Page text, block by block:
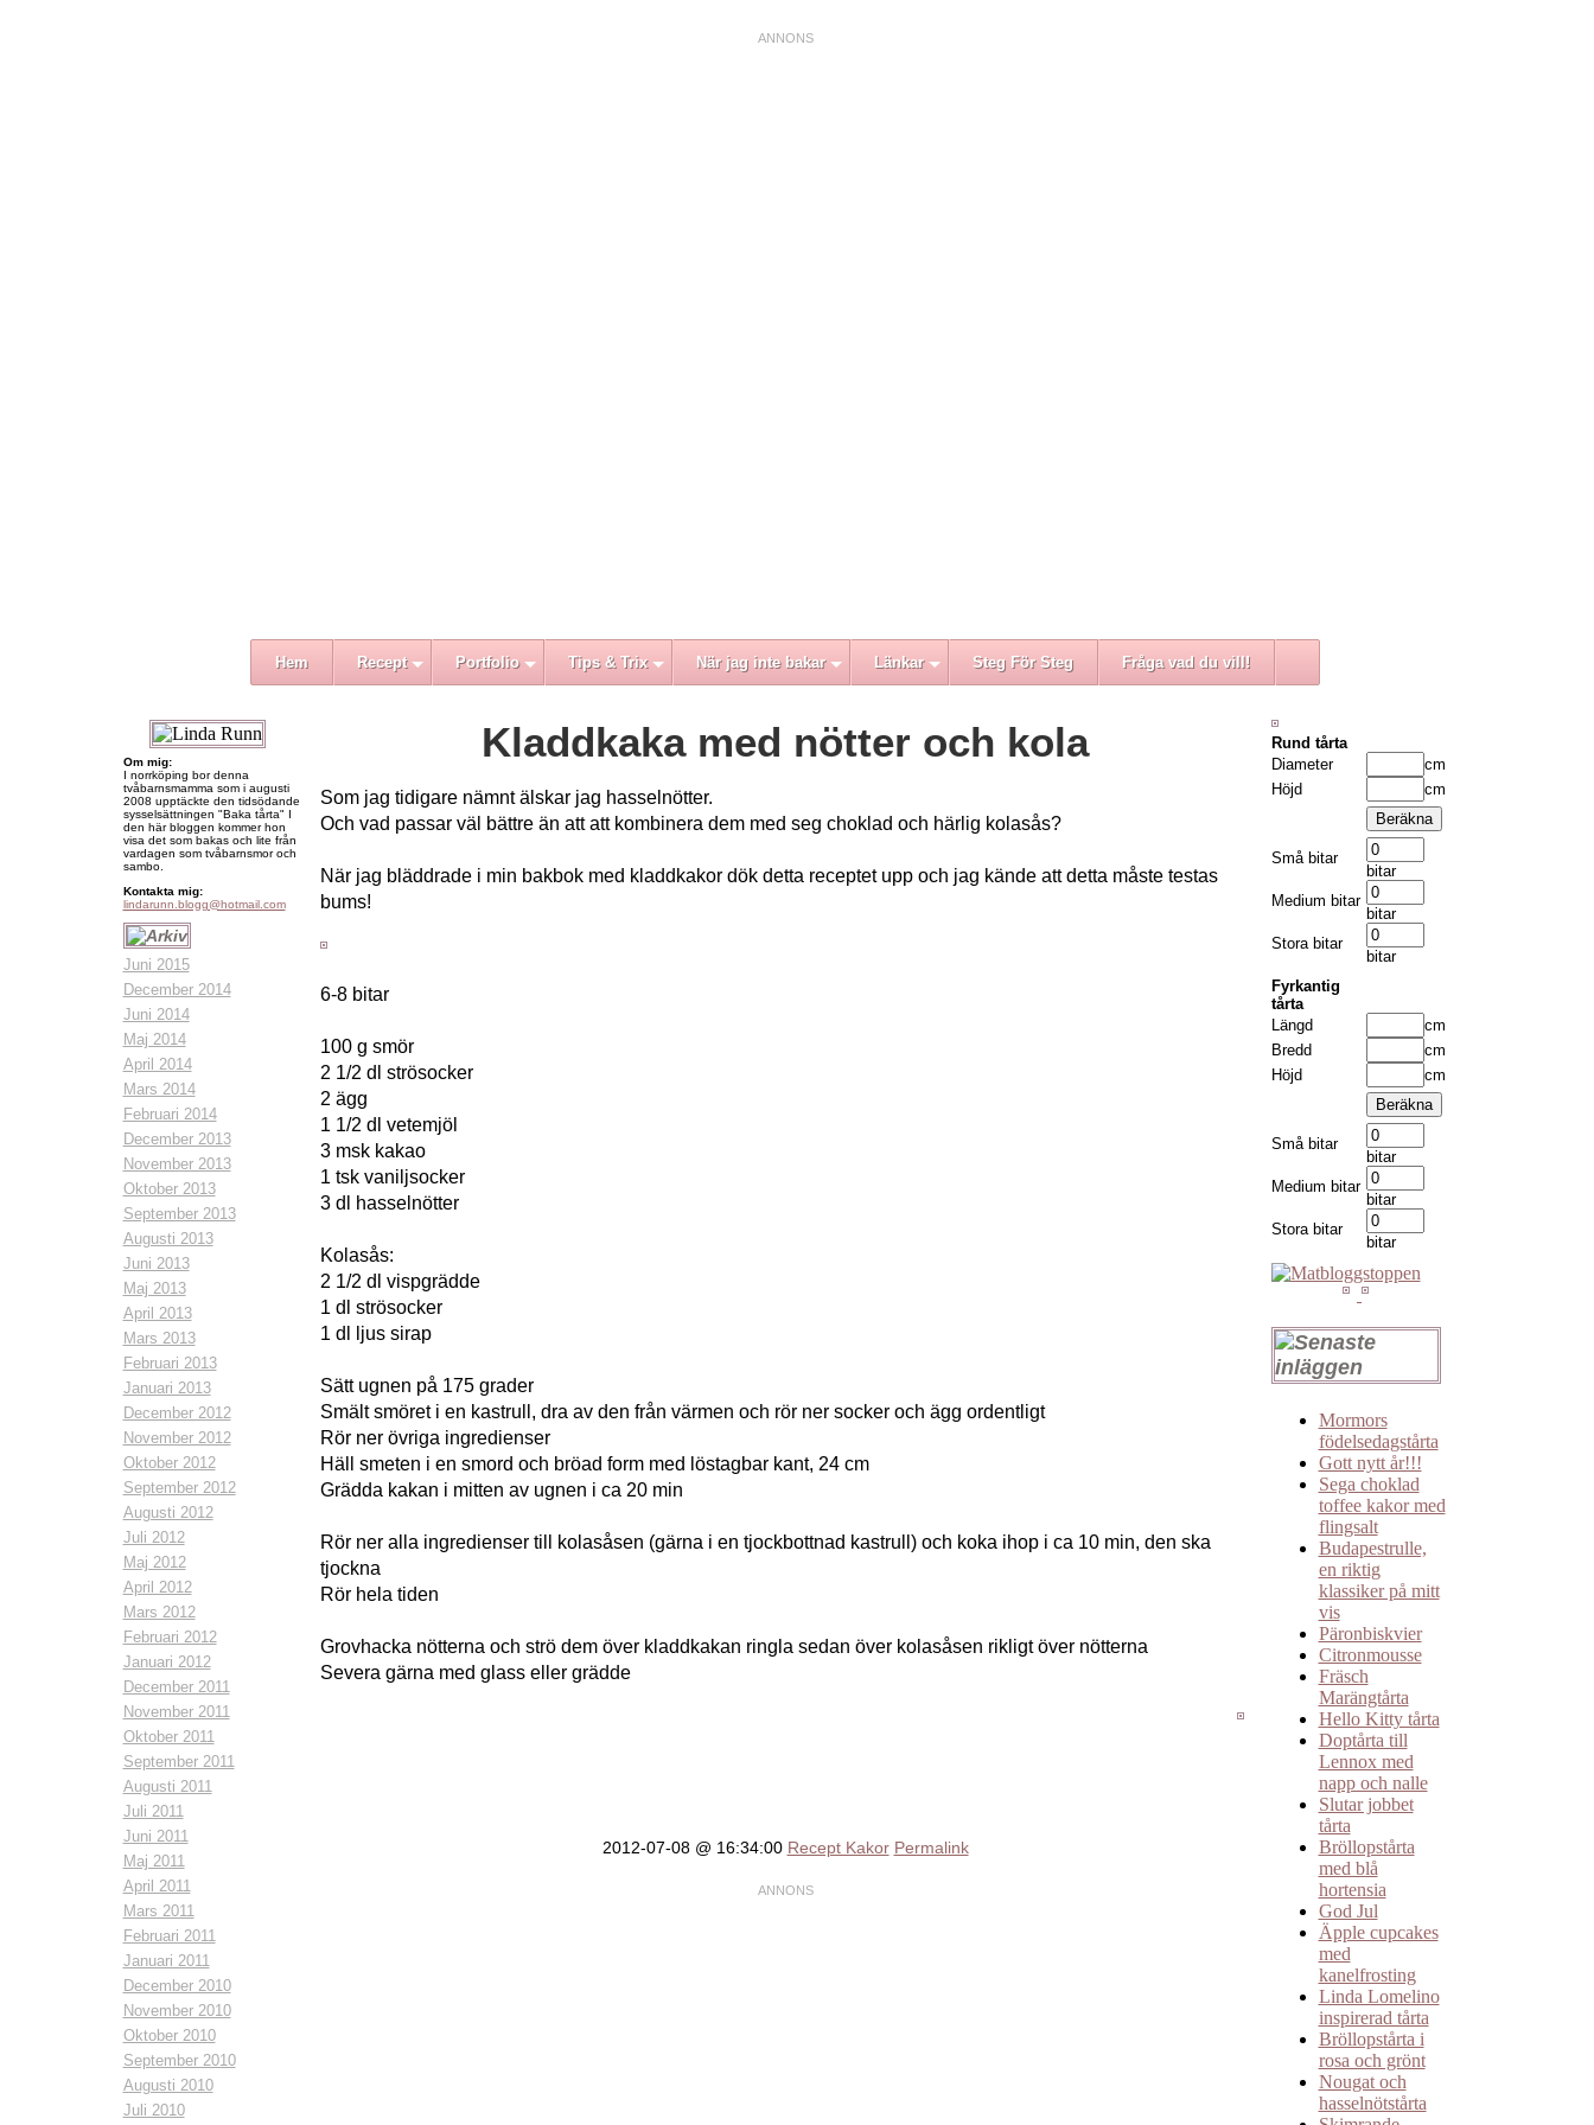
Hem Recept Portfolio Tips & Trix När jag inte bakar Länkar Steg För Steg Fråga vad du vill!
Om mig:
I norrköping bor denna
tvåbarnsmamma som i augusti
2008 upptäckte den tidsödande
sysselsättningen "Baka tårta" I
den här bloggen kommer hon
visa det som bakas och lite från
vardagen som tvåbarnsmor och
sambo.
Kontakta mig:
lindarunn.blogg@hotmail.com
Juni 2015
December 2014
Juni 2014
Maj 2014
April 2014
Mars 2014
Februari 2014
December 2013
November 2013
Oktober 2013
September 2013
Augusti 2013
Juni 2013
Maj 2013
April 2013
Mars 2013
Februari 2013
Januari 2013
December 2012
November 2012
Oktober 2012
September 2012
Augusti 2012
Juli 2012
Maj 2012
April 2012
Mars 2012
Februari 2012
Januari 2012
December 2011
November 2011
Oktober 2011
September 2011
Augusti 2011
Juli 2011
Juni 2011
Maj 2011
April 2011
Mars 2011
Februari 2011
Januari 2011
December 2010
November 2010
Oktober 2010
September 2010
Augusti 2010
Juli 2010
Kladdkaka med nötter och kola
Som jag tidigare nämnt älskar jag hasselnötter.
Och vad passar väl bättre än att att kombinera dem med seg choklad och härlig kolasås?
När jag bläddrade i min bakbok med kladdkakor dök detta receptet upp och jag kände att detta måste testas
bums!
6-8 bitar
100 g smör
2 1/2 dl strösocker
2 ägg
1 1/2 dl vetemjöl
3 msk kakao
1 tsk vaniljsocker
3 dl hasselnötter
Kolasås:
2 1/2 dl vispgrädde
1 dl strösocker
1 dl ljus sirap
Sätt ugnen på 175 grader
Smält smöret i en kastrull, dra av den från värmen och rör ner socker och ägg ordentligt
Rör ner övriga ingredienser
Häll smeten i en smord och bröad form med löstagbar kant, 24 cm
Grädda kakan i mitten av ugnen i ca 20 min
Rör ner alla ingredienser till kolasåsen (gärna i en tjockbottnad kastrull) och koka ihop i ca 10 min, den ska
tjockna
Rör hela tiden
Grovhacka nötterna och strö dem över kladdkakan ringla sedan över kolasåsen rikligt över nötterna
Severa gärna med glass eller grädde
2012-07-08 @ 16:34:00 Recept Kakor Permalink
Rund tårta
Diameter
cm
Höjd
cm
Små bitar
bitar
Medium bitar
bitar
Stora bitar
bitar
Fyrkantig
tårta
Längd
cm
Bredd
cm
Höjd
cm
Små bitar
bitar
Medium bitar
bitar
Stora bitar
bitar
Mormors
födelsedagstårta
Gott nytt år!!!
Sega choklad
toffee kakor med
flingsalt
Budapestrulle,
en riktig
klassiker på mitt
vis
Päronbiskvier
Citronmousse
Fräsch
Marängtårta
Hello Kitty tårta
Doptårta till
Lennox med
napp och nalle
Slutar jobbet
tårta
Bröllopstårta
med blå
hortensia
God Jul
Äpple cupcakes
med
kanelfrosting
Linda Lomelino
inspirerad tårta
Bröllopstårta i
rosa och grönt
Nougat och
hasselnötstårta